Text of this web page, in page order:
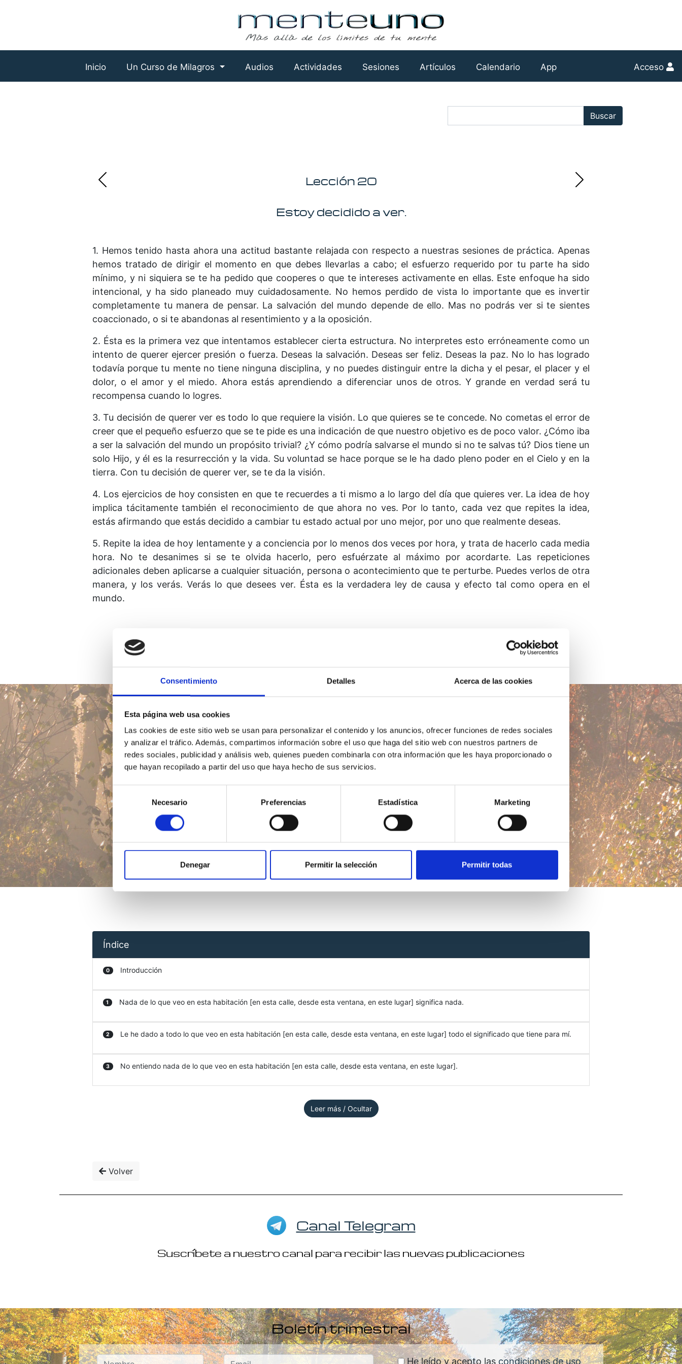
Consentimiento Detalles Acerca de las cookies
Esta página web usa cookies
Las cookies de este sitio web se usan para personalizar el contenido y los anuncios, ofrecer funciones de redes sociales
y analizar el tráfico. Además, compartimos información sobre el uso que haga del sitio web con nuestros partners de
redes sociales, publicidad y análisis web, quienes pueden combinarla con otra información que les haya proporcionado o
que hayan recopilado a partir del uso que haya hecho de sus servicios.
de
consentimiento
Necesario Preferencias Estadística Marketing
Denegar Permitir la selección Permitir todas
Inicio Un Curso de Milagros Audios Actividades Sesiones Artículos Calendario App Acceso
Buscar:
Buscar
Lección 20
Estoy decidido a ver.
1. Hemos tenido hasta ahora una actitud bastante relajada con respecto a nuestras sesiones de práctica. Apenas
hemos tratado de dirigir el momento en que debes llevarlas a cabo; el esfuerzo requerido por tu parte ha sido
mínimo, y ni siquiera se te ha pedido que cooperes o que te intereses activamente en ellas. Este enfoque ha sido
intencional, y ha sido planeado muy cuidadosamente. No hemos perdido de vista lo importante que es invertir
completamente tu manera de pensar. La salvación del mundo depende de ello. Mas no podrás ver si te sientes
coaccionado, o si te abandonas al resentimiento y a la oposición.
2. Ésta es la primera vez que intentamos establecer cierta estructura. No interpretes esto erróneamente como un
intento de querer ejercer presión o fuerza. Deseas la salvación. Deseas ser feliz. Deseas la paz. No lo has logrado
todavía porque tu mente no tiene ninguna disciplina, y no puedes distinguir entre la dicha y el pesar, el placer y el
dolor, o el amor y el miedo. Ahora estás aprendiendo a diferenciar unos de otros. Y grande en verdad será tu
recompensa cuando lo logres.
3. Tu decisión de querer ver es todo lo que requiere la visión. Lo que quieres se te concede. No cometas el error de
creer que el pequeño esfuerzo que se te pide es una indicación de que nuestro objetivo es de poco valor. ¿Cómo iba
a ser la salvación del mundo un propósito trivial? ¿Y cómo podría salvarse el mundo si no te salvas tú? Dios tiene un
solo Hijo, y él es la resurrección y la vida. Su voluntad se hace porque se le ha dado pleno poder en el Cielo y en la
tierra. Con tu decisión de querer ver, se te da la visión.
4. Los ejercicios de hoy consisten en que te recuerdes a ti mismo a lo largo del día que quieres ver. La idea de hoy
implica tácitamente también el reconocimiento de que ahora no ves. Por lo tanto, cada vez que repites la idea,
estás afirmando que estás decidido a cambiar tu estado actual por uno mejor, por uno que realmente deseas.
5. Repite la idea de hoy lentamente y a conciencia por lo menos dos veces por hora, y trata de hacerlo cada media
hora. No te desanimes si se te olvida hacerlo, pero esfuérzate al máximo por acordarte. Las repeticiones
adicionales deben aplicarse a cualquier situación, persona o acontecimiento que te perturbe. Puedes verlos de otra
manera, y los verás. Verás lo que desees ver. Ésta es la verdadera ley de causa y efecto tal como opera en el
mundo.
Lección del día
Introducción Índice
Índice
0 Introducción
1 Nada de lo que veo en esta habitación [en esta calle, desde esta ventana, en este lugar] significa nada.
2 Le he dado a todo lo que veo en esta habitación [en esta calle, desde esta ventana, en este lugar] todo el significado que tiene para mí.
3 No entiendo nada de lo que veo en esta habitación [en esta calle, desde esta ventana, en este lugar].
Leer más / Ocultar
Volver
Canal Telegram
Suscríbete a nuestro canal para recibir las nuevas publicaciones
Boletín trimestral
He leído y acepto las condiciones de uso